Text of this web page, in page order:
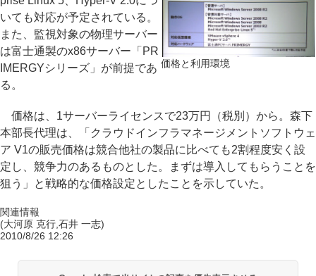
価格と利用環境
いても対応が予定されている。
また、監視対象の物理サーバー
は富士通製のx86サーバー「PR
IMERGYシリーズ」が前提であ
る。
価格は、1サーバーライセンスで23万円（税別）から。森下
本部長代理は、「クラウドインフラマネージメントソフトウェ
ア V1の販売価格は競合他社の製品に比べても2割程度安く設
定し、競争力のあるものとした。まずは導入してもらうことを
狙う」と戦略的な価格設定としたことを示していた。
関連情報
(大河原 克行,石井 一志)
2010/8/26 12:26